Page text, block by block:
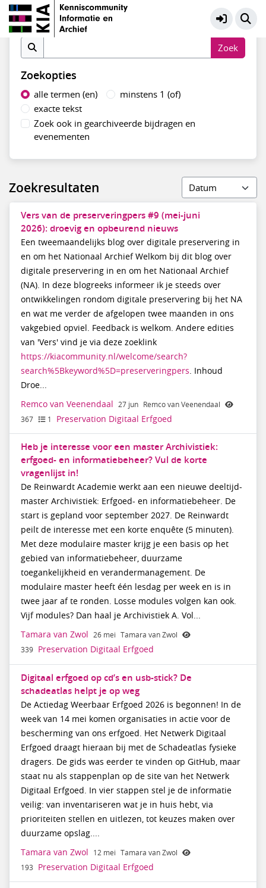
Preservation Digitaal Erfgoed
Zoek op inhoud
Zoekopties
alle termen (en)
minstens 1 (of)
exacte tekst
Zoek ook in gearchiveerde bijdragen en
evenementen
Zoekresultaten
Vers van de preserveringpers #9 (mei-juni
2026): droevig en opbeurend nieuws
Een tweemaandelijks blog over digitale preservering in
en om het Nationaal Archief Welkom bij dit blog over
digitale preservering in en om het Nationaal Archief
(NA). In deze blogreeks informeer ik je steeds over
ontwikkelingen rondom digitale preservering bij het NA
en wat me verder de afgelopen twee maanden in ons
vakgebied opviel. Feedback is welkom. Andere edities
van 'Vers' vind je via deze zoeklink
https://kiacommunity.nl/welcome/search?
search%5Bkeyword%5D=preserveringpers. Inhoud
Droe...
Remco van Veenendaal 27 jun Remco van Veenendaal
367
1 Preservation Digitaal Erfgoed
Heb je interesse voor een master Archivistiek:
erfgoed- en informatiebeheer? Vul de korte
vragenlijst in!
De Reinwardt Academie werkt aan een nieuwe deeltijd-
master Archivistiek: Erfgoed- en informatiebeheer. De
start is gepland voor september 2027. De Reinwardt
peilt de interesse met een korte enquête (5 minuten).
Met deze modulaire master krijg je een basis op het
gebied van informatiebeheer, duurzame
toegankelijkheid en verandermanagement. De
modulaire master heeft één lesdag per week en is in
twee jaar af te ronden. Losse modules volgen kan ook.
Vijf modules? Dan haal je Archivistiek A. Vol...
Tamara van Zwol 26 mei Tamara van Zwol
339 Preservation Digitaal Erfgoed
Digitaal erfgoed op cd’s en usb-stick? De
schadeatlas helpt je op weg
De Actiedag Weerbaar Erfgoed 2026 is begonnen! In de
week van 14 mei komen organisaties in actie voor de
bescherming van ons erfgoed. Het Netwerk Digitaal
Erfgoed draagt hieraan bij met de Schadeatlas fysieke
dragers. De gids was eerder te vinden op GitHub, maar
staat nu als stappenplan op de site van het Netwerk
Digitaal Erfgoed. In vier stappen stel je de informatie
veilig: van inventariseren wat je in huis hebt, via
prioriteiten stellen en uitlezen, tot keuzes maken over
duurzame opslag....
Tamara van Zwol 12 mei Tamara van Zwol
193 Preservation Digitaal Erfgoed